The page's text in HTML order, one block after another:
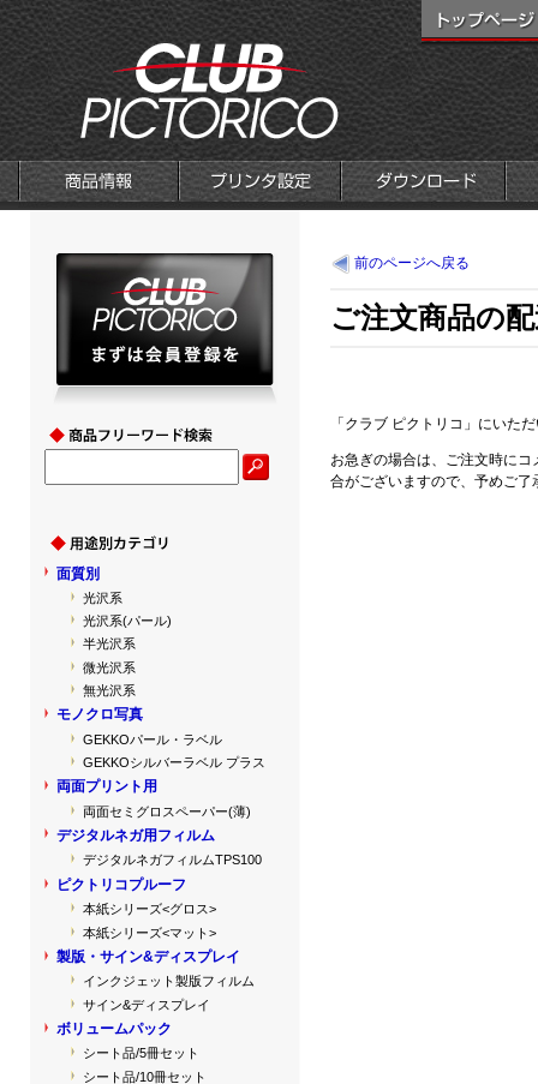
前のページへ戻る
ご注文商品の
「クラブ ピクトリコ」にいた
お急ぎの場合は、ご注文時に
合がございますので、予めご
面質別
光沢系
光沢系(パール)
半光沢系
微光沢系
無光沢系
モノクロ写真
GEKKOパール・ラベル
GEKKOシルバーラベル プラス
両面プリント用
両面セミグロスペーパー(薄)
デジタルネガ用フィルム
デジタルネガフィルムTPS100
ピクトリコプルーフ
本紙シリーズ<グロス>
本紙シリーズ<マット>
製版・サイン&ディスプレイ
インクジェット製版フィルム
サイン&ディスプレイ
ボリュームパック
シート品/5冊セット
シート品/10冊セット